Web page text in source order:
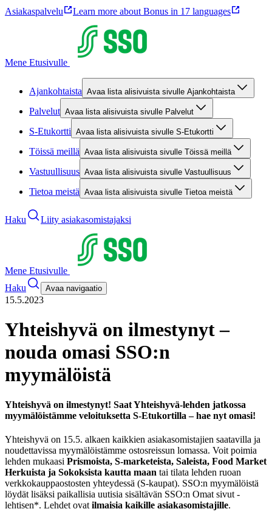
Asiakaspalvelu Learn more about Bonus in 17 languages
Mene Etusivulle
Ajankohtaista Avaa lista alisivuista sivulle Ajankohtaista
Palvelut Avaa lista alisivuista sivulle Palvelut
S-Etukortti Avaa lista alisivuista sivulle S-Etukortti
Töissä meillä Avaa lista alisivuista sivulle Töissä meillä
Vastuullisuus Avaa lista alisivuista sivulle Vastuullisuus
Tietoa meistä Avaa lista alisivuista sivulle Tietoa meistä
Haku Liity asiakasomistajaksi
Mene Etusivulle
Haku
Avaa navigaatio
15.5.2023
Yhteishyvä on ilmestynyt –
nouda omasi SSO:n
myymälöistä
Yhteishyvä on ilmestynyt! Saat Yhteishyvä-lehden jatkossa
myymälöistämme veloituksetta S-Etukortilla – hae nyt omasi!
Yhteishyvä on 15.5. alkaen kaikkien asiakasomistajien saatavilla ja
noudettavissa myymälöistämme ostosreissun lomassa. Voit poimia
lehden mukaasi Prismoista, S-marketeista, Saleista, Food Market
Herkuista ja Sokoksista kautta maan tai tilata lehden ruoan
verkkokauppaostosten yhteydessä (S-kaupat). SSO:n myymälöistä
löydät lisäksi paikallisia uutisia sisältävän SSO:n Omat sivut -
lehtisen*. Lehdet ovat ilmaisia kaikille asiakasomistajille.